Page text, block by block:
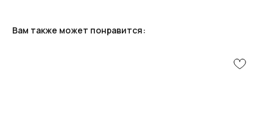
Вам также может понравится: